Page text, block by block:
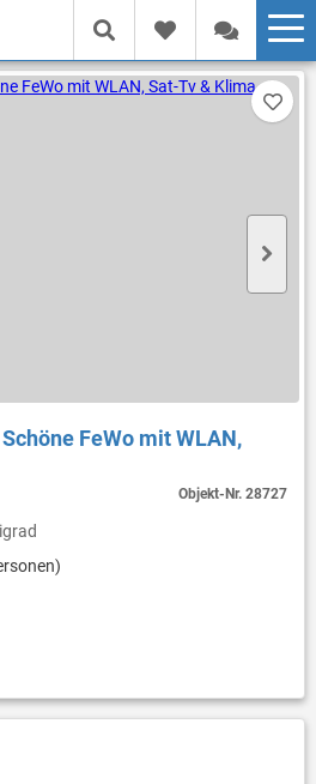
FeWo mit WLAN,
Objekt-Nr.28727